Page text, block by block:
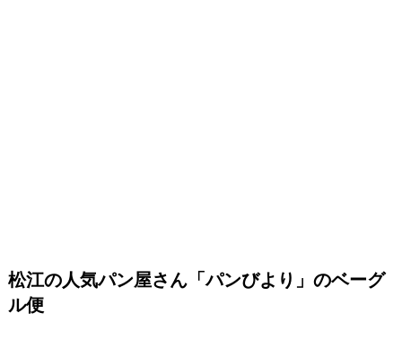
松江の人気パン屋さん「パンびより」のベーグ
ル便